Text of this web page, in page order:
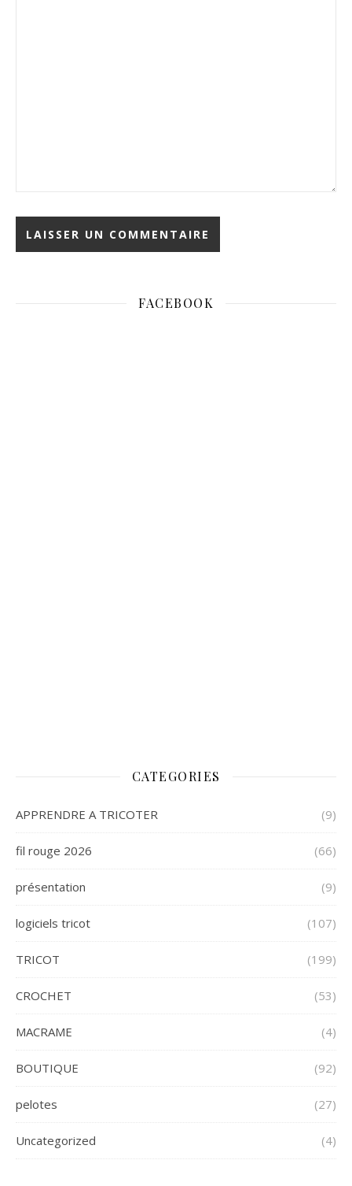
FACEBOOK
CATEGORIES
APPRENDRE A TRICOTER (9)
fil rouge 2026 (66)
présentation (9)
logiciels tricot (107)
TRICOT (199)
CROCHET (53)
MACRAME (4)
BOUTIQUE (92)
pelotes (27)
Uncategorized (4)